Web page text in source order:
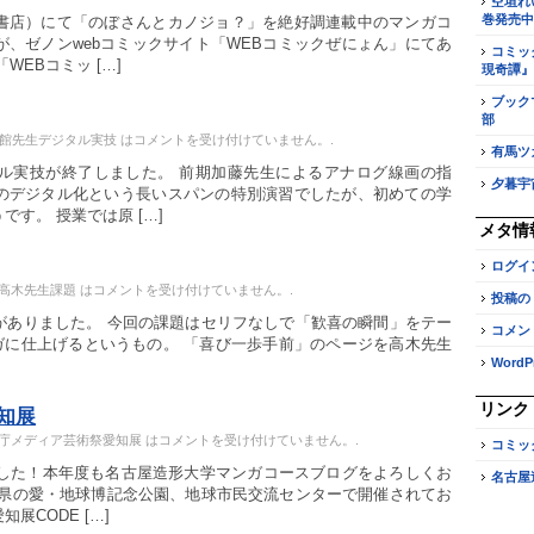
店）にて「のぼさんとカノジョ？」を絶好調連載中のマンガコ
、ゼノンwebコミックサイト「WEBコミックぜにょん」にてあ
WEBコミッ […]
先生デジタル実技 は コメントを受け付けていません。
実技が終了しました。 前期加藤先生によるアナログ線画の指
デジタル化という長いスパンの特別演習でしたが、初めての学
です。 授業では原 […]
木先生課題 は コメントを受け付けていません。
りました。 今回の課題はセリフなしで「歓喜の瞬間」をテー
仕上げるというもの。 「喜び一歩手前」のページを高木先生
展
メディア芸術祭愛知展 は コメントを受け付けていません。
た！本年度も名古屋造形大学マンガコースブログをよろしくお
の愛・地球博記念公園、地球市民交流センターで開催されてお
知展CODE […]
巻発売
コミ
現奇譚
ブッ
部
有馬ツ
夕暮宇
メタ情
ログイ
投稿の
コメ
リンク
コミ
名古屋